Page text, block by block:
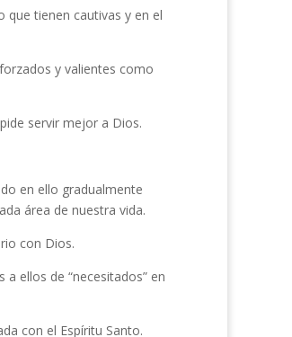
que tienen cautivas y en el
y valientes como
servir mejor a Dios.
en ello gradualmente
área de nuestra vida.
con Dios.
ellos de “necesitados” en
con el Espíritu Santo.